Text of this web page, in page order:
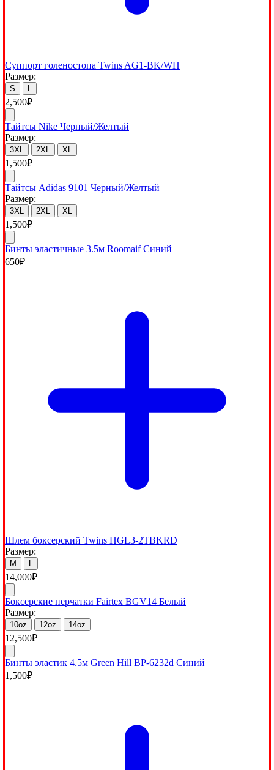
Суппорт голеностопа Twins AG1-BK/WH
Размер:
S
2,500₽
Тайтсы Nike Черный/Желтый
Размер:
3XL 2XL XL
1,500₽
Тайтсы Adidas 9101 Черный/Желтый
Размер:
3XL 2XL XL
1,500₽
Бинты эластичные 3.5м Roomaif Синий
650₽
Шлем боксерский Twins HGL3-2TBKRD
Размер:
M
14,000₽
Боксерские перчатки Fairtex BGV14 Белый
Размер:
10oz 12oz 14oz
12,500₽
Бинты эластик 4.5м Green Hill BP-6232d Синий
1,500₽